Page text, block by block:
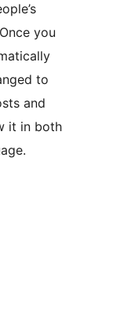
you
to
and
it in both